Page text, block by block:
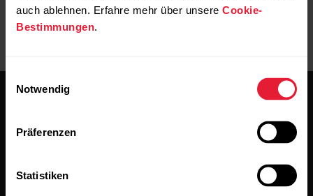
auch ablehnen. Erfahre mehr über unsere Cookie-
Bestimmungen.
Einwilligungsauswahl
Notwendig
Präferenzen
Statistiken
Bleibe auf dem Laufenden.